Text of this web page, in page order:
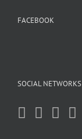
FACEBOOK
SOCIAL NETWORKS